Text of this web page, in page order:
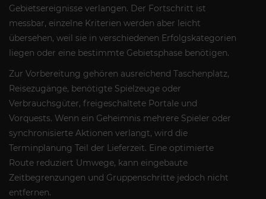
Gebietsereignisse verlangen. Der Fortschritt ist
messbar, einzelne Kriterien werden aber leicht
übersehen, weil sie in verschiedenen Erfolgskategorien
liegen oder eine bestimmte Gebietsphase benötigen.
Zur Vorbereitung gehören ausreichend Taschenplatz,
Reisezugänge, benötigte Spielzeuge oder
Verbrauchsgüter, freigeschaltete Portale und
Vorquests. Wenn ein Geheimnis mehrere Spieler oder
synchronisierte Aktionen verlangt, wird die
Terminplanung Teil der Lieferzeit. Eine optimierte
Route reduziert Umwege, kann eingebaute
Zeitbegrenzungen und Gruppenschritte jedoch nicht
entfernen.